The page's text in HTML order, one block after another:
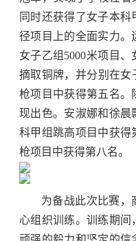
同时还获得了女子本
径项目上的全面实力。
女子乙组5000米项目、
摘取铜牌，并分别在女
枪项目中获得第五名。
现出色。安淑娜和徐晨
科甲组跳高项目中获得
枪项目中获得第八名。
为备战此次比赛，
心组织训练。训练期间